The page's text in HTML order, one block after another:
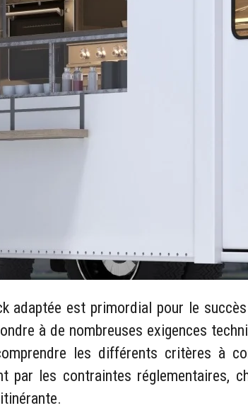
adaptée est primordial pour le
à de nombreuses exigences
les différents critères à
par les contraintes réglementaires,